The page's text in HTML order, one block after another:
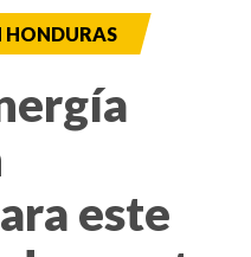
HONDURAS
este